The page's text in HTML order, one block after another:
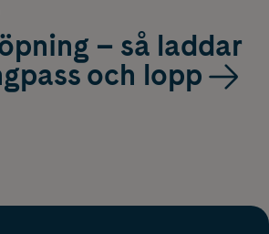
– så laddar
och lopp